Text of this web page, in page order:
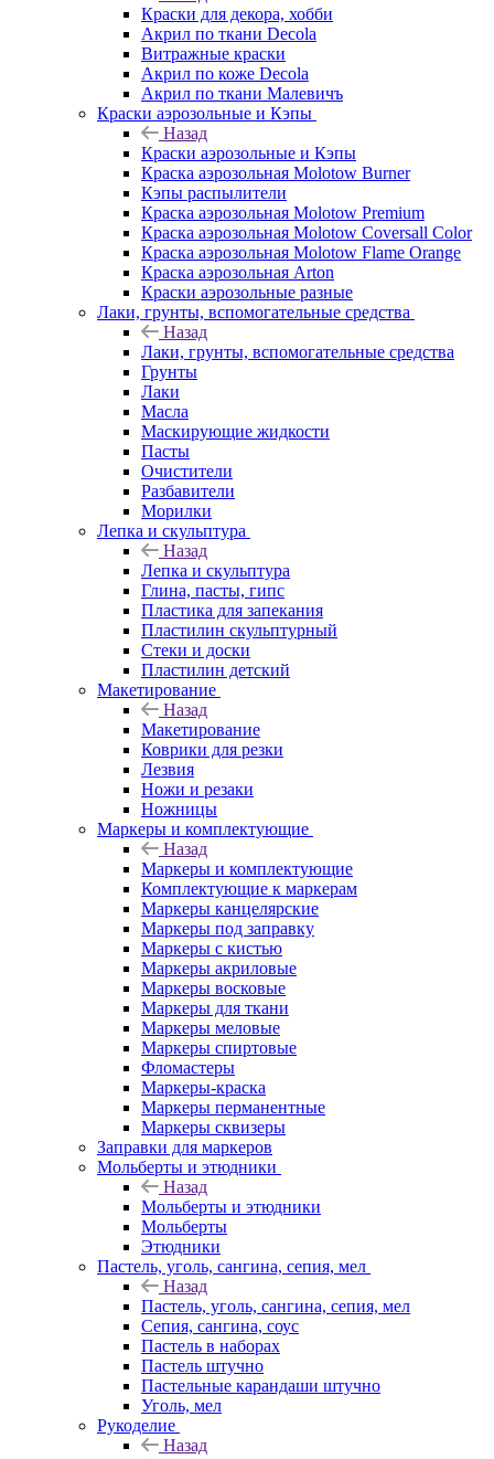
Краски для декора, хобби
Акрил по ткани Decola
Витражные краски
Акрил по коже Decola
Акрил по ткани Малевичъ
Краски аэрозольные и Кэпы
Назад
Краски аэрозольные и Кэпы
Краска аэрозольная Molotow Burner
Кэпы распылители
Краска аэрозольная Molotow Premium
Краска аэрозольная Molotow Coversall Color
Краска аэрозольная Molotow Flame Orange
Краска аэрозольная Arton
Краски аэрозольные разные
Лаки, грунты, вспомогательные средства
Назад
Лаки, грунты, вспомогательные средства
Грунты
Лаки
Масла
Маскирующие жидкости
Пасты
Очистители
Разбавители
Морилки
Лепка и скульптура
Назад
Лепка и скульптура
Глина, пасты, гипс
Пластика для запекания
Пластилин скульптурный
Стеки и доски
Пластилин детский
Макетирование
Назад
Макетирование
Коврики для резки
Лезвия
Ножи и резаки
Ножницы
Маркеры и комплектующие
Назад
Маркеры и комплектующие
Комплектующие к маркерам
Маркеры канцелярские
Маркеры под заправку
Маркеры с кистью
Маркеры акриловые
Маркеры восковые
Маркеры для ткани
Маркеры меловые
Маркеры спиртовые
Фломастеры
Маркеры-краска
Маркеры перманентные
Маркеры сквизеры
Заправки для маркеров
Мольберты и этюдники
Назад
Мольберты и этюдники
Мольберты
Этюдники
Пастель, уголь, сангина, сепия, мел
Назад
Пастель, уголь, сангина, сепия, мел
Сепия, сангина, соус
Пастель в наборах
Пастель штучно
Пастельные карандаши штучно
Уголь, мел
Рукоделие
Назад